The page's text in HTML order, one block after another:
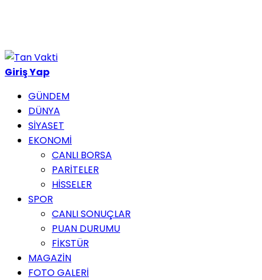
Giriş Yap
GÜNDEM
DÜNYA
SİYASET
EKONOMİ
CANLI BORSA
PARİTELER
HİSSELER
SPOR
CANLI SONUÇLAR
PUAN DURUMU
FİKSTÜR
MAGAZİN
FOTO GALERİ